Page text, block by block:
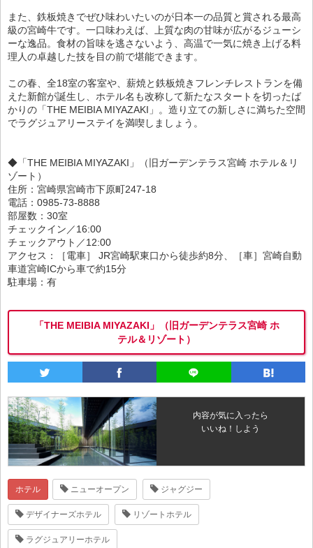
また、鉄板焼きでぜひ味わいたいのが日本一の品質と賞される最高
級の宮崎牛です。一口味わえば、上質な肉の甘味が広がるジューシ
ーな逸品。食材の旨味を逃さないよう、高温で一気に焼き上げる料
理人の卓越した技を目の前で堪能できます。
この春、全18室の客室や、薪焼と鉄板焼きフレンチレストランを備
えた新館が誕生し、ホテル名も改称して新たなスタートを切ったば
かりの「THE MEIBIA MIYAZAKI」。造り立ての新しさに満ちた空間
でラグジュアリーステイを満喫しましょう。
◆「THE MEIBIA MIYAZAKI」（旧ガーデンテラス宮崎 ホテル＆リ
ゾート）
住所：宮崎県宮崎市下原町247-18
電話：0985-73-8888
部屋数：30室
チェックイン／16:00
チェックアウト／12:00
アクセス：［電車］ JR宮崎駅東口から徒歩約8分、［車］宮崎自動
車道宮崎ICから車で約15分
駐車場：有
「THE MEIBIA MIYAZAKI」（旧ガーデンテラス宮崎 ホ
テル＆リゾート）
内容が気に入ったら
いいね！しよう
ホテル ニューオープン ジャグジー
デザイナーズホテル リゾートホテル
ラグジュアリーホテル